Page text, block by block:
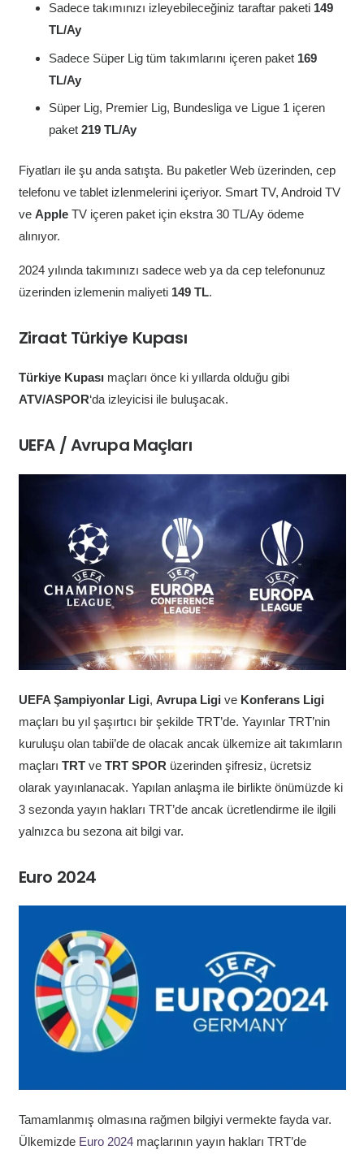
Sadece takımınızı izleyebileceğiniz taraftar paketi 149
TL/Ay
Sadece Süper Lig tüm takımlarını içeren paket 169
TL/Ay
Süper Lig, Premier Lig, Bundesliga ve Ligue 1 içeren
paket 219 TL/Ay
Fiyatları ile şu anda satışta. Bu paketler Web üzerinden, cep
telefonu ve tablet izlenmelerini içeriyor. Smart TV, Android TV
ve AppleTV içeren paket için ekstra 30 TL/Ay ödeme
alınıyor.
2024 yılında takımınızı sadece web ya da cep telefonunuz
üzerinden izlemenin maliyeti 149 TL.
Ziraat Türkiye Kupası
Türkiye Kupasımaçları önce ki yıllarda olduğu gibi
ATV/ASPOR‘da izleyicisi ile buluşacak.
UEFA / Avrupa Maçları
UEFA Şampiyonlar Ligi, Avrupa Ligi ve Konferans Ligi
maçları bu yıl şaşırtıcı bir şekilde TRT’de. Yayınlar TRT’nin
kuruluşu olan tabii’de de olacak ancak ülkemize ait takımların
maçları TRTve TRT SPOR üzerinden şifresiz, ücretsiz
olarak yayınlanacak. Yapılan anlaşma ile birlikte önümüzde ki
3 sezonda yayın hakları TRT’de ancak ücretlendirme ile ilgili
yalnızca bu sezona ait bilgi var.
Euro 2024
Tamamlanmış olmasına rağmen bilgiyi vermekte fayda var.
Ülkemizde Euro 2024maçlarının yayın hakları TRT’de